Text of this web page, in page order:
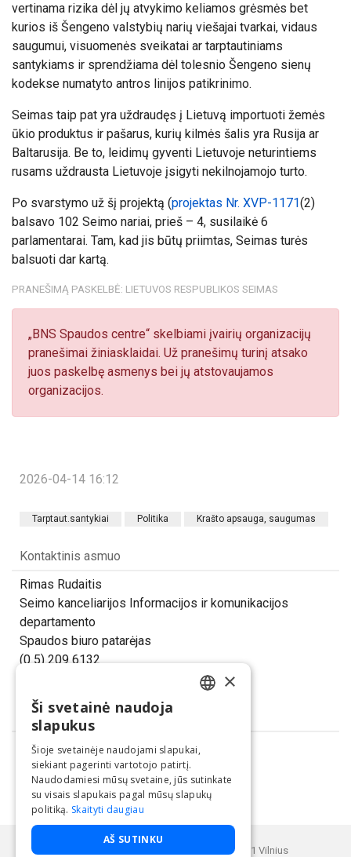
vertinama rizika dėl jų atvykimo keliamos grėsmės bet
kurios iš Šengeno valstybių narių viešajai tvarkai, vidaus
saugumui, visuomenės sveikatai ar tarptautiniams
santykiams ir sprendžiama dėl tolesnio Šengeno sienų
kodekse numatyto antros linijos patikrinimo.
Seimas taip pat yra uždraudęs į Lietuvą importuoti žemės
ūkio produktus ir pašarus, kurių kilmės šalis yra Rusija ar
Baltarusija. Be to, leidimų gyventi Lietuvoje neturintiems
rusams uždrausta Lietuvoje įsigyti nekilnojamojo turto.
Po svarstymo už šį projektą (projektas Nr. XVP-1171(2)
balsavo 102 Seimo nariai, prieš – 4, susilaikė 6
parlamentarai. Tam, kad jis būtų priimtas, Seimas turės
balsuoti dar kartą.
PRANEŠIMĄ PASKELBĖ: LIETUVOS RESPUBLIKOS SEIMAS
„BNS Spaudos centre“ skelbiami įvairių organizacijų
pranešimai žiniasklaidai. Už pranešimų turinį atsako
juos paskelbę asmenys bei jų atstovaujamos
organizacijos.
2026-04-14 16:12
Tarptaut.santykiai Politika Krašto apsauga, saugumas
Kontaktinis asmuo
Rimas Rudaitis
Seimo kanceliarijos Informacijos ir komunikacijos
departamento
Spaudos biuro patarėjas
(0 5) 209 6132
Dalintis
Paslaugą teikia UAB "BNS".
Buveinės adresas: Kęstučio g. 25, LT-08121 Vilnius
×
Ši svetainė naudoja
slapukus
Šioje svetainėje naudojami slapukai,
siekiant pagerinti vartotojo patirtį.
Naudodamiesi mūsų svetaine, jūs sutinkate
su visais slapukais pagal mūsų slapukų
politiką. Skaityti daugiau
AŠ SUTINKU